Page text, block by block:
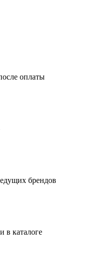
оплаты
брендов
в каталоге